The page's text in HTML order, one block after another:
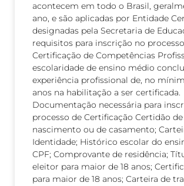
acontecem em todo o Brasil,
ano, e são aplicadas por Entidade
designadas pela Secretaria de
requisitos para inscrição no
Certificação de Competências
escolaridade de ensino médio
experiência profissional de, no
anos na habilitação a ser certificada.
Documentação necessária para
processo de Certificação Certidão de
nascimento ou de casamento;
Identidade; Histórico escolar do
CPF; Comprovante de residência;
eleitor para maior de 18 anos;
para maior de 18 anos; Carteira de